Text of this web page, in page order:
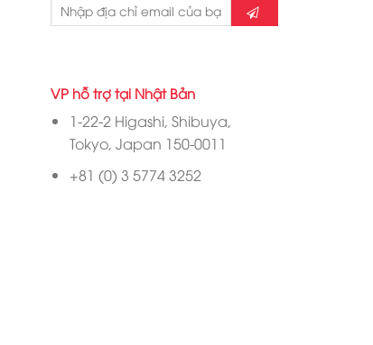
VP hỗ trợ tại Nhật Bản
1-22-2 Higashi, Shibuya,
Tokyo, Japan 150-0011
+81 (0) 3 5774 3252